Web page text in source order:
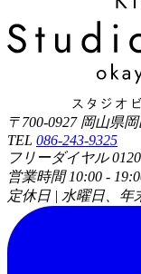
〒700-0927 岡山県
TEL 086-243-9325
フリーダイヤル
営業時間 10:00 -
定休日 | 水曜日、年